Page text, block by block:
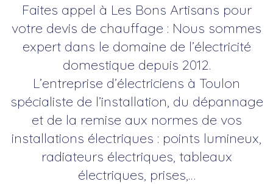
Faites appel à Les Bons Artisans pour
votre devis de chauffage : Nous sommes
expert dans le domaine de l’électricité
domestique depuis 2012.
L’entreprise d’électriciens à Toulon
spécialiste de l’installation, du dépannage
et de la remise aux normes de vos
installations électriques : points lumineux,
radiateurs électriques, tableaux
électriques, prises,…